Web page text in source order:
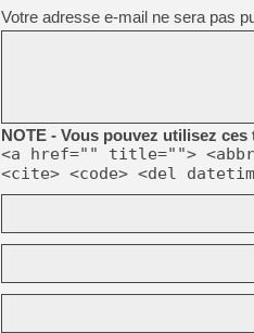
Votre adresse e-mail ne sera pas
NOTE - Vous pouvez utilisez
<a href="" title="">
<cite> <code> <del